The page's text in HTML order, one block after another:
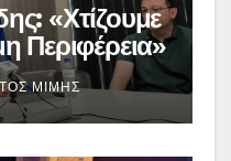
«Χτίζουμε
Περιφέρεια»
οδικός
μέλλον
–
ΜΊΜΗΣ